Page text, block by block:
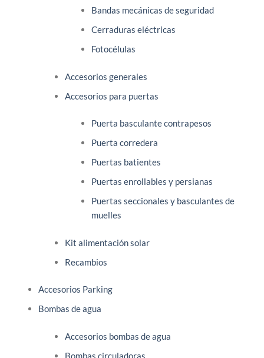
Bandas mecánicas de seguridad
Cerraduras eléctricas
Fotocélulas
Accesorios generales
Accesorios para puertas
Puerta basculante contrapesos
Puerta corredera
Puertas batientes
Puertas enrollables y persianas
Puertas seccionales y basculantes de
muelles
Kit alimentación solar
Recambios
Accesorios Parking
Bombas de agua
Accesorios bombas de agua
Bombas circuladoras